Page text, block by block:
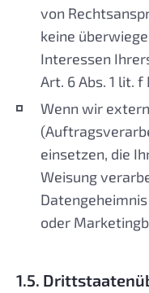
von
keine
Interessen
Art. 6 Abs. 1 lit. f
Wenn wir
einsetzen, die
Weisung
oder
1.5.